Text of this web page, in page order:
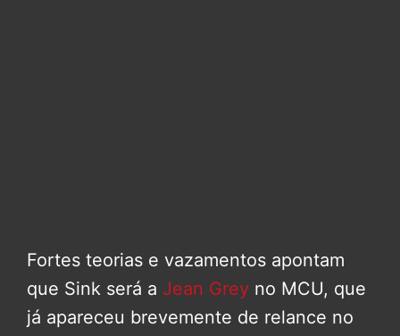
Fortes teorias e vazamentos apontam
que Sink será a Jean Grey no MCU, que
já apareceu brevemente de relance no